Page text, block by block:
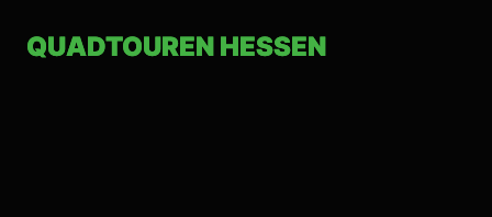
QUADTOUREN HESSEN
QUADTOUREN HESSEN